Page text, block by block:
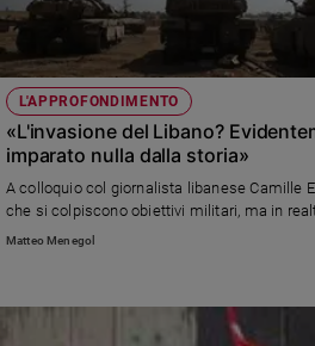
L'APPROFONDIMENTO
«L'invasione del Libano?
imparato nulla dalla storia»
A colloquio col giornalista libanese Camille
che si colpiscono obiettivi militari, ma in
Matteo Menegol